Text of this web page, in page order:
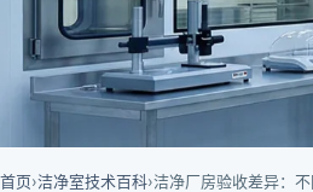
首页›洁净室技术百科›洁净厂房验收差异：